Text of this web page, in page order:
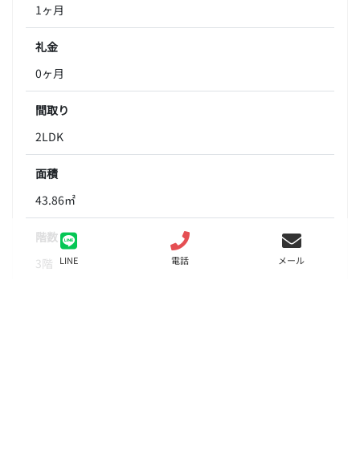
LINE 電話 メール
1ヶ月
礼金
0ヶ月
間取り
2LDK
面積
43.86㎡
階数
3階